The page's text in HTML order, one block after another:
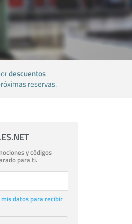
descuentos
reservas.
y códigos
para ti.
datos para recibir